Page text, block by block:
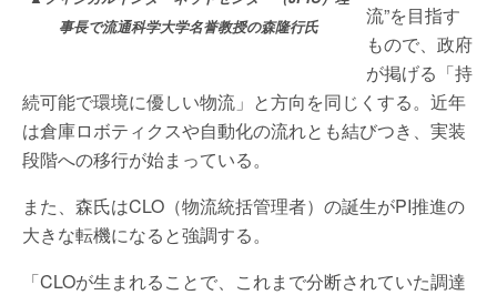
事長で流通科学大学名誉教授の森隆行氏
流”を目指す
もので、政府
が掲げる「持
続可能で環境に優しい物流」と方向を同じくする。近年
は倉庫ロボティクスや自動化の流れとも結びつき、実装
段階への移行が始まっている。
また、森氏はCLO（物流統括管理者）の誕生がPI推進の
大きな転機になると強調する。
「CLOが生まれることで、これまで分断されていた調達